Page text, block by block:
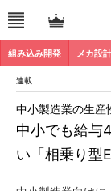
組み込み開発 メカ設計
連載
中小でも給
い「相乗り型
中小製造業の生産